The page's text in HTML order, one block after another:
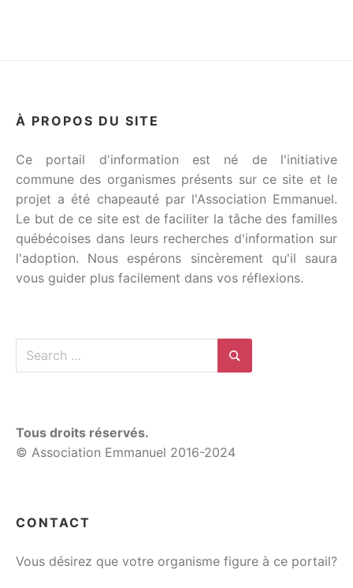
À PROPOS DU SITE
Ce portail d'information est né de l'initiative
commune des organismes présents sur ce site et le
projet a été chapeauté par l'Association Emmanuel.
Le but de ce site est de faciliter la tâche des familles
québécoises dans leurs recherches d'information sur
l'adoption. Nous espérons sincèrement qu'il saura
vous guider plus facilement dans vos réflexions.
Search
Search
Tous droits réservés.
© Association Emmanuel 2016-2024
CONTACT
Vous désirez que votre organisme figure à ce portail?